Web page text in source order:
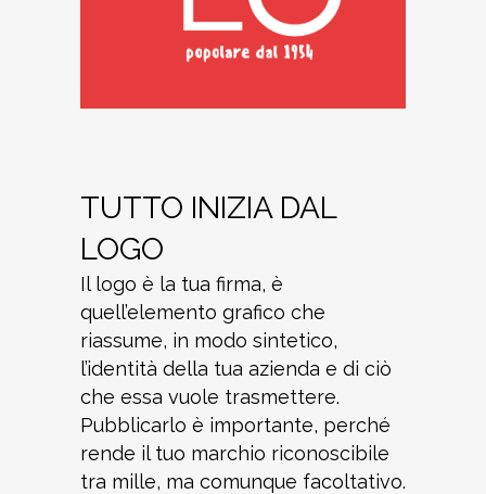
TUTTO INIZIA DAL
LOGO
Il logo è la tua firma, è
quell’elemento grafico che
riassume, in modo sintetico,
l’identità della tua azienda e di ciò
che essa vuole trasmettere.
Pubblicarlo è importante, perché
rende il tuo marchio riconoscibile
tra mille, ma comunque facoltativo.